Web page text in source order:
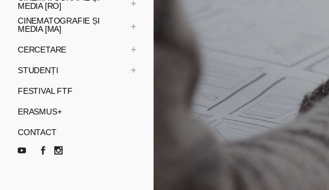
MEDIA [RO]
CINEMATOGRAFIE ȘI
MEDIA [MA]
CERCETARE
STUDENȚI
FESTIVAL FTF
ERASMUS+
CONTACT